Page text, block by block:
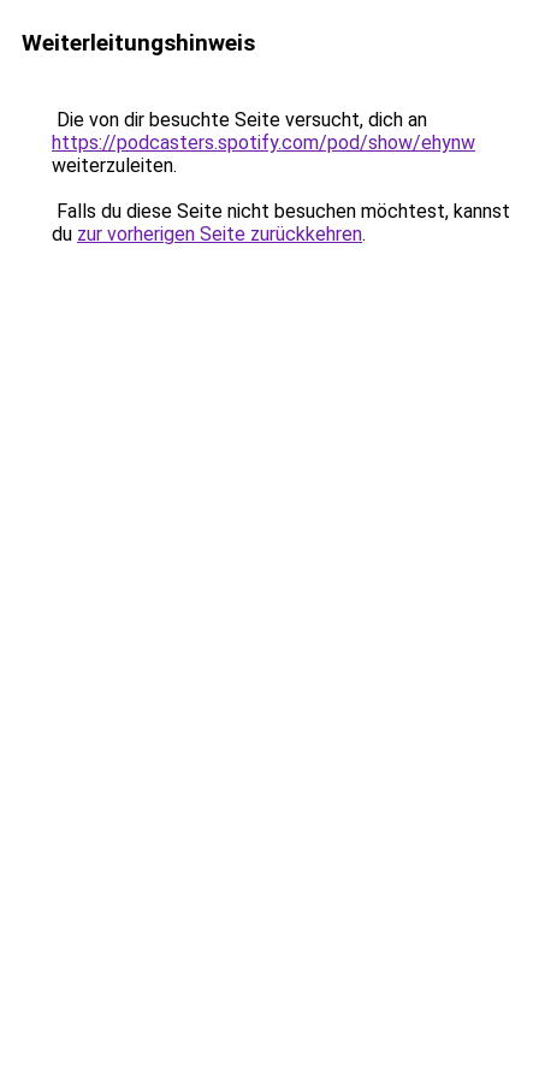
Weiterleitungshinweis
Die von dir besuchte Seite versucht, dich an
https://podcasters.spotify.com/pod/show/ehynw
weiterzuleiten.
Falls du diese Seite nicht besuchen möchtest, kannst
du zur vorherigen Seite zurückkehren.